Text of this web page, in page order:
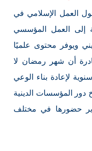
العمل الإسلامي في
إلى العمل المؤسسي
ويوفر محتوى علميًا
أن شهر رمضان لا
لإعادة بناء الوعي
دور المؤسسات الدينية
حضورها في مختلف